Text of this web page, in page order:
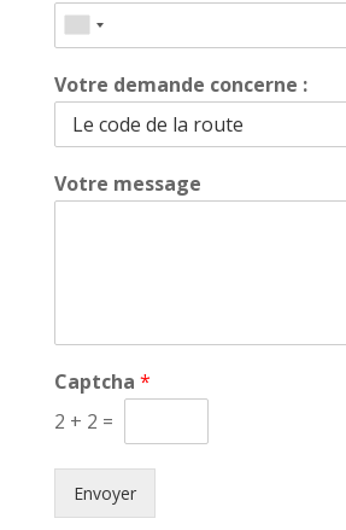
Votre demande concerne :
Votre message
Captcha *
2 + 2 =
Envoyer